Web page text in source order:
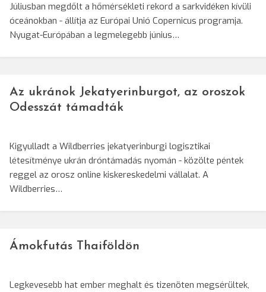
Júliusban megdőlt a hőmérsékleti rekord a sarkvidéken kívüli
óceánokban - állítja az Európai Unió Copernicus programja.
Nyugat-Európában a legmelegebb június…
Az ukránok Jekatyerinburgot, az oroszok
Odesszát támadták
Kigyulladt a Wildberries jekatyerinburgi logisztikai
létesítménye ukrán dróntámadás nyomán - közölte péntek
reggel az orosz online kiskereskedelmi vállalat. A
Wildberries…
Ámokfutás Thaiföldön
Legkevesebb hat ember meghalt és tizenöten megsérültek,